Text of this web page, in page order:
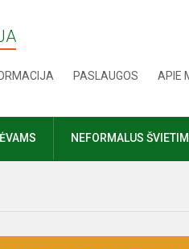
PASLAUGOS APIE
NEFORMALUS